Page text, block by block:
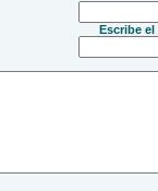
Escribe el